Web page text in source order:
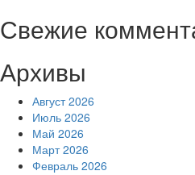
Свежие
Архивы
Август 2026
Июль 2026
Май 2026
Март 2026
Февраль 2026